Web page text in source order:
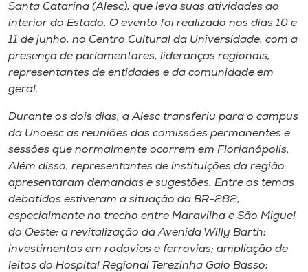
Biblioteca
Editora
Rádio
Museu
Unoesc
Store
Selecione
o idioma
Santa Catarina (Alesc), que leva suas atividades ao
interior do Estado. O evento foi realizado nos dias 10 e
11 de junho, no Centro Cultural da Universidade, com a
presença de parlamentares, lideranças regionais,
representantes de entidades e da comunidade em
geral.
Durante os dois dias, a Alesc transferiu para o campus
da Unoesc as reuniões das comissões permanentes e
sessões que normalmente ocorrem em Florianópolis.
Além disso, representantes de instituições da região
apresentaram demandas e sugestões. Entre os temas
debatidos estiveram a situação da BR-282,
especialmente no trecho entre Maravilha e São Miguel
do Oeste; a revitalização da Avenida Willy Barth;
investimentos em rodovias e ferrovias; ampliação de
leitos do Hospital Regional Terezinha Gaio Basso;